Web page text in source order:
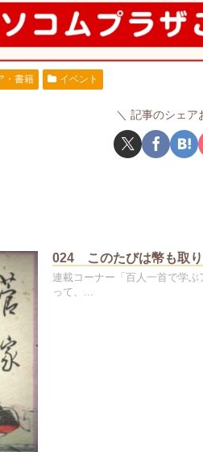
・書籍 イベント
記事のシェア
024 このたびは幣も取
連載コーナー「百人一首で学
って、...